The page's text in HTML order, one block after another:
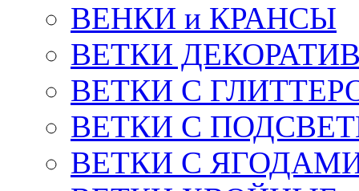
ВЕНКИ и КРАНСЫ
ВЕТКИ
ВЕТКИ С
ВЕТКИ С
ВЕТКИ С